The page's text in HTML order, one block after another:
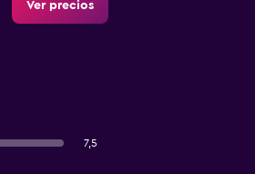
Ver precios
7,5